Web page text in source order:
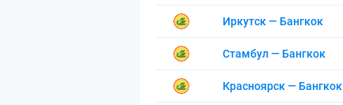
Иркутск — Бангкок
Стамбул — Бангкок
Красноярск — Бангкок